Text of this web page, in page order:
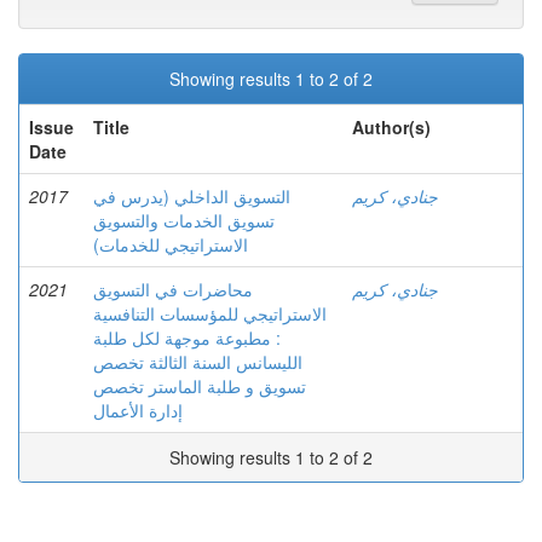
Showing results 1 to 2 of 2
Issue
Date
Title Author(s)
2017
التسويق الداخلي (يدرس في
تسويق الخدمات والتسويق
الاستراتيجي للخدمات)
جنادي، كريم
2021
محاضرات في التسويق
الاستراتيجي للمؤسسات التنافسية
: مطبوعة موجهة لكل طلبة
الليسانس السنة الثالثة تخصص
تسويق و طلبة الماستر تخصص
إدارة الأعمال
جنادي، كريم
Showing results 1 to 2 of 2